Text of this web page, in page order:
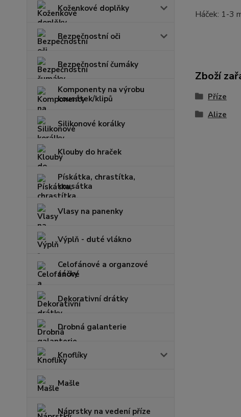
Koženkové doplňky
Bezpečnostní oči
Bezpečnostní čumáky
Komponenty na výrobu
kousátek/klipů
Silikonové korálky
Klouby do hraček
Pískátka, chrastítka,
kousátka
Vlasy na panenky
Výplň - duté vlákno
Celofánové a organzové
sáčky
Dekorativní drátky
Drobná galanterie
Knoflíky
Mašle
Náprstky na vedení příze
Háček: 1-3
Zboží
Příze
Alize